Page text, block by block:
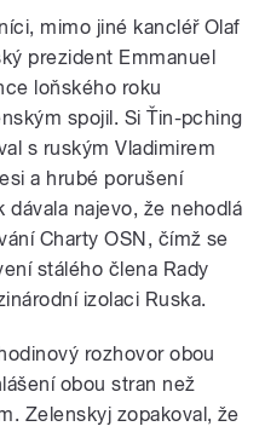
mimo jiné kancléř Olaf
prezident Emmanuel
loňského roku
spojil. Si Ťin-pching
s ruským Vladimirem
a hrubé porušení
dávala najevo, že nehodlá
Charty OSN, čímž se
stálého člena Rady
izolaci Ruska.
rozhovor obou
obou stran než
Zelenskyj zopakoval, že